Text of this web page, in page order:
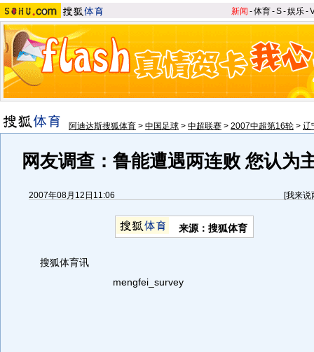
新闻 -体育-S-娱乐-
阿迪达斯搜狐体育 > 中国足球 > 中超联赛 > 2007中超第16轮 > 辽
网友调查：鲁能遭遇两连败 您认为
2007年08月12日11:06 [我来说
来源：搜狐体育
搜狐体育讯
mengfei_survey